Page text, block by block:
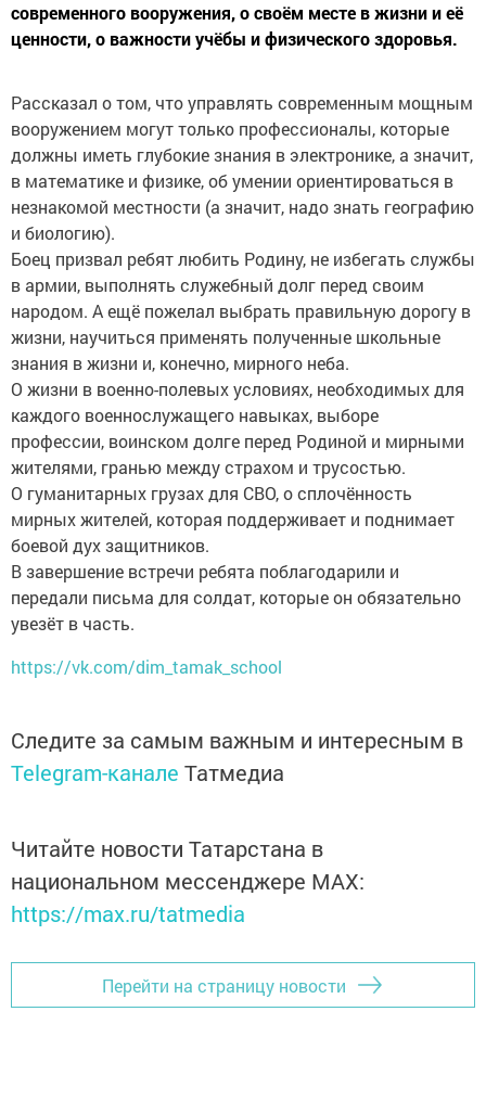
современного вооружения, о своём месте в жизни и её
ценности, о важности учёбы и физического здоровья.
Рассказал о том, что управлять современным мощным
вооружением могут только профессионалы, которые
должны иметь глубокие знания в электронике, а значит,
в математике и физике, об умении ориентироваться в
незнакомой местности (а значит, надо знать географию
и биологию).
Боец призвал ребят любить Родину, не избегать службы
в армии, выполнять служебный долг перед своим
народом. А ещё пожелал выбрать правильную дорогу в
жизни, научиться применять полученные школьные
знания в жизни и, конечно, мирного неба.
О жизни в военно-полевых условиях, необходимых для
каждого военнослужащего навыках, выборе
профессии, воинском долге перед Родиной и мирными
жителями, гранью между страхом и трусостью.
О гуманитарных грузах для СВО, о сплочённость
мирных жителей, которая поддерживает и поднимает
боевой дух защитников.
В завершение встречи ребята поблагодарили и
передали письма для солдат, которые он обязательно
увезёт в часть.
https://vk.com/dim_tamak_school
Следите за самым важным и интересным в
Telegram-канале Татмедиа
Читайте новости Татарстана в
национальном мессенджере MАХ:
https://max.ru/tatmedia
Перейти на страницу новости